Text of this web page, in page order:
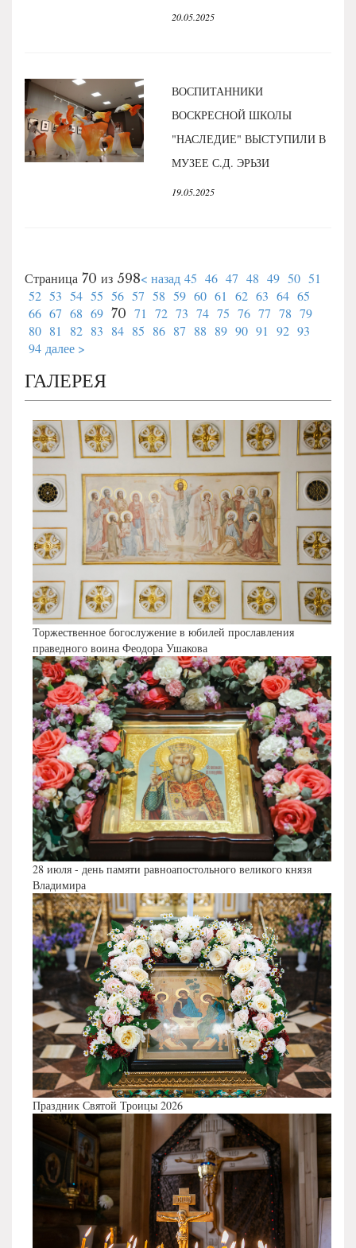
20.05.2025
ВОСПИТАННИКИ
ВОСКРЕСНОЙ ШКОЛЫ
"НАСЛЕДИЕ" ВЫСТУПИЛИ В
МУЗЕЕ С.Д. ЭРЬЗИ
19.05.2025
Страница 70 из 598< назад 45 46 47 48 49 50 51
52 53 54 55 56 57 58 59 60 61 62 63 64 65
66 67 68 69 70 71 72 73 74 75 76 77 78 79
80 81 82 83 84 85 86 87 88 89 90 91 92 93
94 далее >
ГАЛЕРЕЯ
Торжественное богослужение в юбилей прославления
праведного воина Феодора Ушакова
28 июля - день памяти равноапостольного великого князя
Владимира
Праздник Святой Троицы 2026